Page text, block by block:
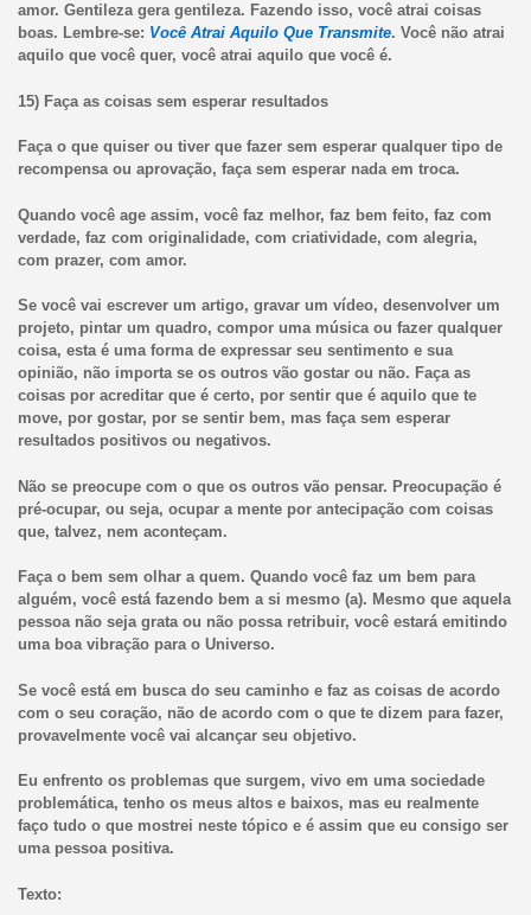
amor. Gentileza gera gentileza. Fazendo isso, você atrai coisas
boas. Lembre-se: Você Atrai Aquilo Que Transmite. Você não atrai
aquilo que você quer, você atrai aquilo que você é.
15) Faça as coisas sem esperar resultados
Faça o que quiser ou tiver que fazer sem esperar qualquer tipo de
recompensa ou aprovação, faça sem esperar nada em troca.
Quando você age assim, você faz melhor, faz bem feito, faz com
verdade, faz com originalidade, com criatividade, com alegria,
com prazer, com amor.
Se você vai escrever um artigo, gravar um vídeo, desenvolver um
projeto, pintar um quadro, compor uma música ou fazer qualquer
coisa, esta é uma forma de expressar seu sentimento e sua
opinião, não importa se os outros vão gostar ou não. Faça as
coisas por acreditar que é certo, por sentir que é aquilo que te
move, por gostar, por se sentir bem, mas faça sem esperar
resultados positivos ou negativos.
Não se preocupe com o que os outros vão pensar. Preocupação é
pré-ocupar, ou seja, ocupar a mente por antecipação com coisas
que, talvez, nem aconteçam.
Faça o bem sem olhar a quem. Quando você faz um bem para
alguém, você está fazendo bem a si mesmo (a). Mesmo que aquela
pessoa não seja grata ou não possa retribuir, você estará emitindo
uma boa vibração para o Universo.
Se você está em busca do seu caminho e faz as coisas de acordo
com o seu coração, não de acordo com o que te dizem para fazer,
provavelmente você vai alcançar seu objetivo.
Eu enfrento os problemas que surgem, vivo em uma sociedade
problemática, tenho os meus altos e baixos, mas eu realmente
faço tudo o que mostrei neste tópico e é assim que eu consigo ser
uma pessoa positiva.
Texto: